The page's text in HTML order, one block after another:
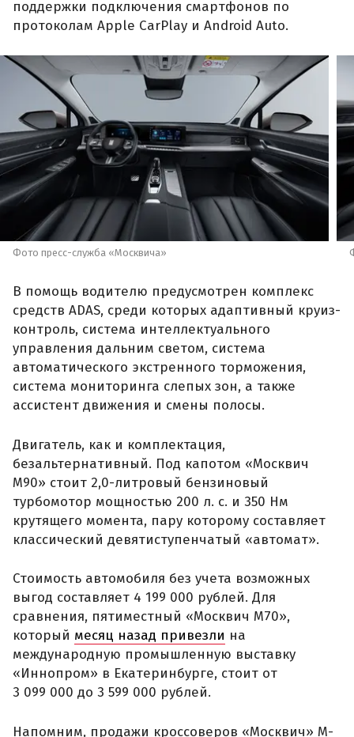
поддержки подключения смартфонов по
протоколам Apple CarPlay и Android Auto.
Фото пресс-служба «Москвича»
В помощь водителю предусмотрен комплекс
средств ADAS, среди которых адаптивный круиз-
контроль, система интеллектуального
управления дальним светом, система
автоматического экстренного торможения,
система мониторинга слепых зон, а также
ассистент движения и смены полосы.
Двигатель, как и комплектация,
безальтернативный. Под капотом «Москвич
М90» стоит 2,0-литровый бензиновый
турбомотор мощностью 200 л. с. и 350 Нм
крутящего момента, пару которому составляет
классический девятиступенчатый «автомат».
Стоимость автомобиля без учета возможных
выгод составляет 4 199 000 рублей. Для
сравнения, пятиместный «Москвич М70»,
который месяц назад привезли на
международную промышленную выставку
«Иннопром» в Екатеринбурге, стоит от
3 099 000 до 3 599 000 рублей.
Напомним, продажи кроссоверов «Москвич» М-